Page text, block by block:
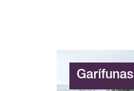
Garífunas